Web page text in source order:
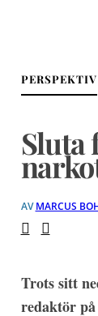
PERSPEKTIV
Sluta
AVMARCUS
Trots sitt
redaktör